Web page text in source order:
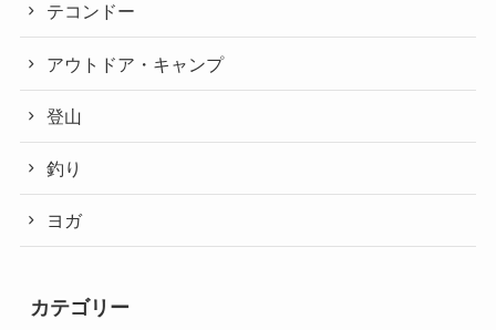
テコンドー
アウトドア・キャンプ
登山
釣り
ヨガ
カテゴリー